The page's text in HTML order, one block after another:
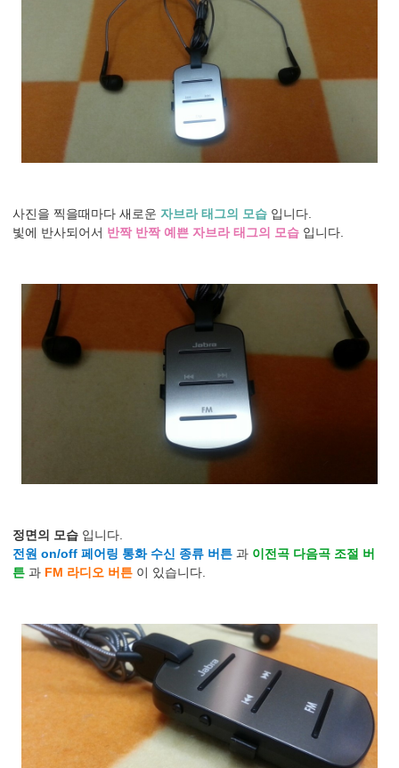
사진을 찍을때마다 새로운 자브라 태그의 모습 입니다.
빛에 반사되어서 반짝 반짝 예쁜 자브라 태그의 모습 입니다.
정면의 모습 입니다.
전원 on/off 페어링 통화 수신 종류 버튼 과 이전곡 다음곡 조절 버
튼 과 FM 라디오 버튼 이 있습니다.